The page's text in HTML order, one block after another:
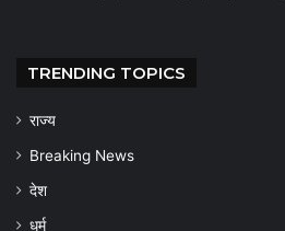
TRENDING TOPICS
राज्य
Breaking News
देश
धर्म